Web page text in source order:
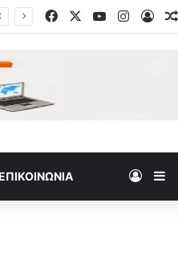
FacebookYouTube
Log In